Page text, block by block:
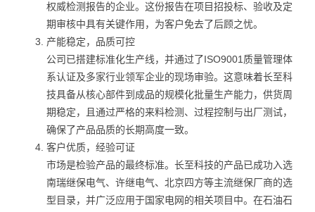
权威检测报告的企业。这份报告在项目招投标、验收及定
期审核中具有关键作用，为客户免去了后顾之忧。
产能稳定，品质可控
公司已搭建标准化生产线，并通过了ISO9001质量管理体
系认证及多家行业领军企业的现场审验。这意味着长至科
技具备从核心部件到成品的规模化批量生产能力，供货周
期稳定，且通过严格的来料检测、过程控制与出厂测试，
确保了产品品质的长期高度一致。
客户优质，经验可证
市场是检验产品的最终标准。长至科技的产品已成功入选
南瑞继保电气、许继电气、北京四方等主流继保厂商的选
型目录，并广泛应用于国家电网的相关项目中。在石油石